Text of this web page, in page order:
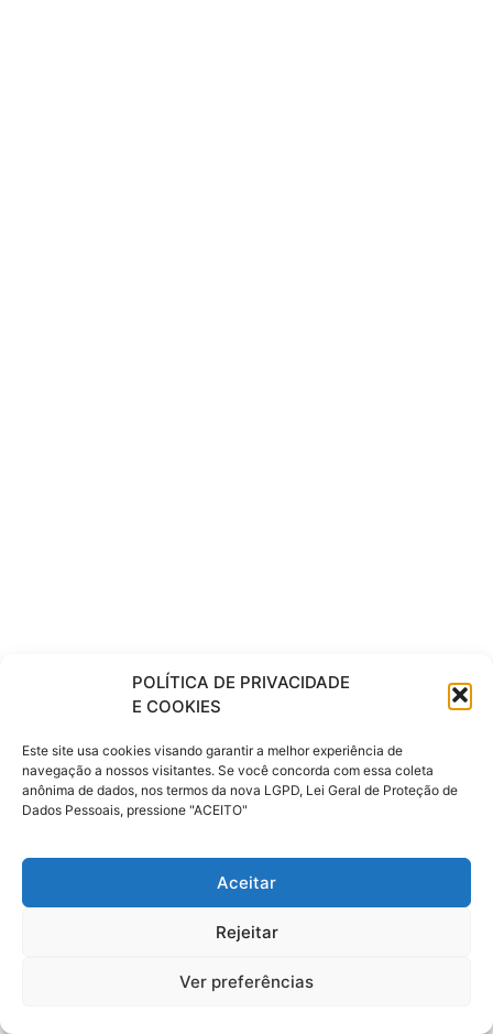
POLÍTICA DE PRIVACIDADE
E COOKIES
Este site usa cookies visando garantir a melhor experiência de
navegação a nossos visitantes. Se você concorda com essa coleta
anônima de dados, nos termos da nova LGPD, Lei Geral de Proteção de
Dados Pessoais, pressione "ACEITO"
Aceitar
Rejeitar
Ver preferências